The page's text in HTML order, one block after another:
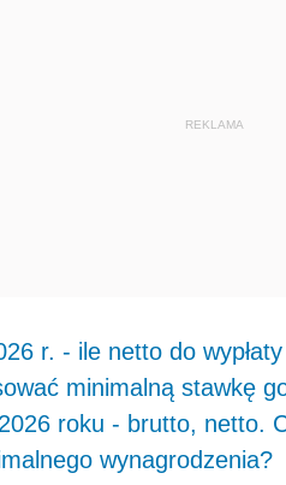
REKLAMA
r. - ile netto do
minimalną stawkę
roku - brutto, netto.
wynagrodzenia?